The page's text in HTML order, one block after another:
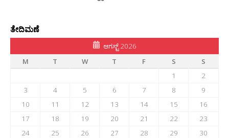
ತೇದಿಮಣೆ
ಆಗಸ್ಟ್ 2026
M
T W T F S
S
1
2
3
4 5 6 7 8
9
10
11 12 13 14 15
16
17
18 19 20 21 22
23
24
25 26 27 28 29 30